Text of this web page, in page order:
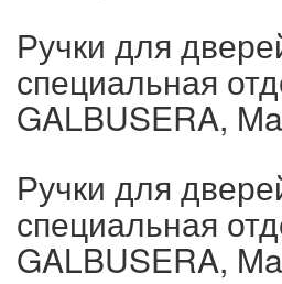
Ручки для
специальная
GALBUSERA,
Ручки для
специальная
GALBUSERA,